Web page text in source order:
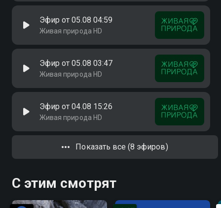
Эфир от 05.08 04:59
Живая природа HD
Эфир от 05.08 03:47
Живая природа HD
Эфир от 04.08 15:26
Живая природа HD
Показать все (8 эфиров)
С этим смотрят